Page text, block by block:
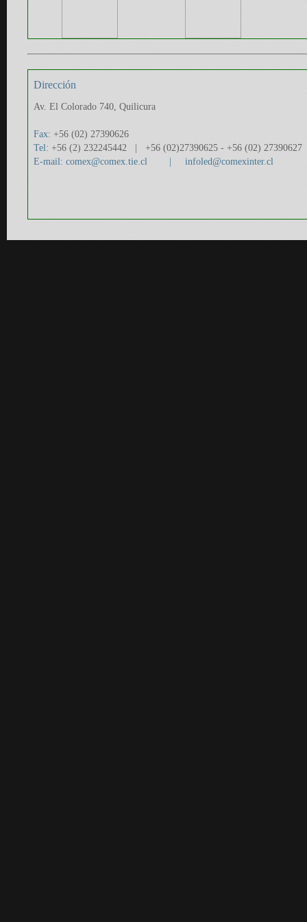
Dirección
Av. El Colorado 740, Quilicura
Fax:+56 (02) 27390626
Tel:+56 (2) 232245442 | +56 (02)27390625 - +56 (02) 27390627
E-mail: comex@comex.tie.cl | infoled@comexinter.cl